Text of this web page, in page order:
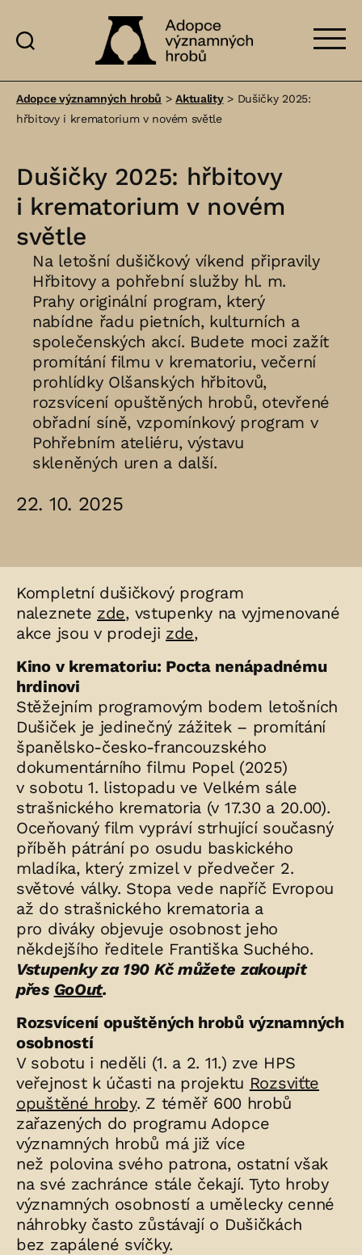
významných
hrobů
Adopce významných hrobů >Aktuality> Dušičky 2025:
hřbitovy i krematorium v novém světle
Dušičky 2025: hřbitovy
i krematorium v novém
světle
Na letošní dušičkový víkend připravily
Hřbitovy a pohřební služby hl. m.
Prahy originální program, který
nabídne řadu pietních, kulturních a
společenských akcí. Budete moci zažít
promítání filmu v krematoriu, večerní
prohlídky Olšanských hřbitovů,
rozsvícení opuštěných hrobů, otevřené
obřadní síně, vzpomínkový program v
Pohřebním ateliéru, výstavu
skleněných uren a další.
22. 10. 2025
Kompletní dušičkový program
naleznete zde, vstupenky na vyjmenované
akce jsou v prodeji zde,
Kino v krematoriu: Pocta nenápadnému
hrdinovi
Stěžejním programovým bodem letošních
Dušiček je jedinečný zážitek – promítání
španělsko-česko-francouzského
dokumentárního filmu Popel (2025)
v sobotu 1. listopadu ve Velkém sále
strašnického krematoria (v 17.30 a 20.00).
Oceňovaný film vypráví strhující současný
příběh pátrání po osudu baskického
mladíka, který zmizel v předvečer 2.
světové války. Stopa vede napříč Evropou
až do strašnického krematoria a
pro diváky objevuje osobnost jeho
někdejšího ředitele Františka Suchého.
Vstupenky za 190 Kč můžete zakoupit
přes GoOut.
Rozsvícení opuštěných hrobů významných
osobností
V sobotu i neděli (1. a 2. 11.) zve HPS
veřejnost k účasti na projektu Rozsviťte
opuštěné hroby. Z téměř 600 hrobů
zařazených do programu Adopce
významných hrobů má již více
než polovina svého patrona, ostatní však
na své zachránce stále čekají. Tyto hroby
významných osobností a umělecky cenné
náhrobky často zůstávají o Dušičkách
bez zapálené svíčky.